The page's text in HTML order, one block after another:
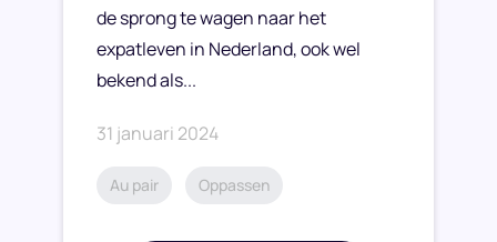
de sprong te wagen naar het
expatleven in Nederland, ook wel
bekend als...
31 januari 2024
Au pair Oppassen